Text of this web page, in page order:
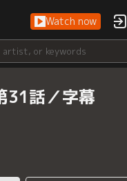
Watch now
31話／字幕